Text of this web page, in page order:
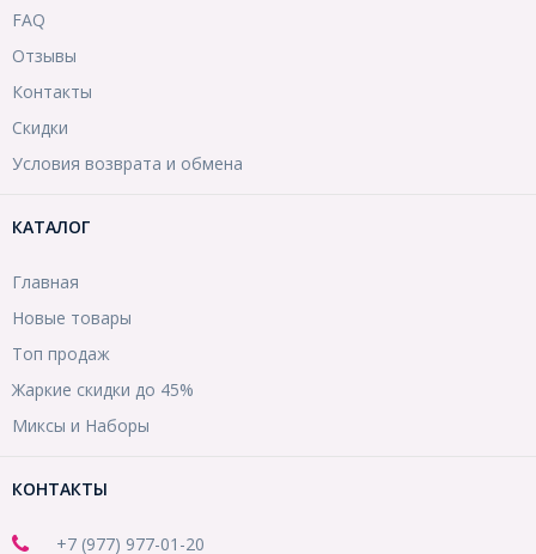
FAQ
Отзывы
Контакты
Скидки
Условия возврата и обмена
КАТАЛОГ
Главная
Новые товары
Топ продаж
Жаркие скидки до 45%
Миксы и Наборы
КОНТАКТЫ
+7 (977) 977-01-20